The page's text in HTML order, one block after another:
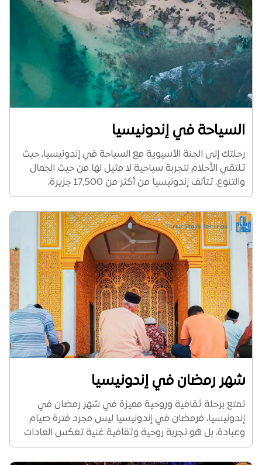
السياحة في إندونيسيا
رحلتك إلى الجنة الآسيوية مع السياحة في إندونيسيا، حيث
تلتقي الأحلام لتجربة سياحية لا مثيل لها من حيث الجمال
والتنوع، تتألف إندونيسيا من أكثر من 17,500 جزيرة،
وتحتوي على العديد من الشواطئ الرائعة، حيث المياه
الزرقاء الشفافة. بالاضافة إلى اشهر...
شهر رمضان في إندونيسيا
تمتع برحلة ثقافية وروحية مميزة في شهر رمضان في
إندونيسيا، فرمضان في إندونيسيا ليس مجرد فترة صيام
وعبادة، بل هو تجربة روحية وثقافية غنية تعكس العادات
والتقاليد الفريدة لأكبر دولة إسلامية في العالم إذ يصل
سكان اندونيسيا نحو 277 مليون...